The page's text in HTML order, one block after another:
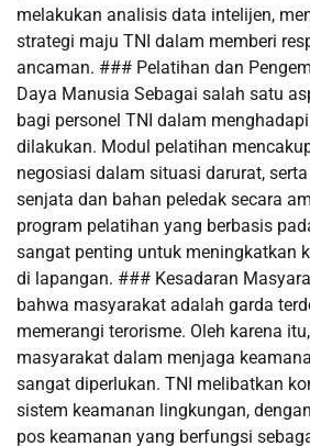
melakukan analisis data intelijen,
strategi maju TNI dalam memberi
ancaman. ### Pelatihan dan
Daya Manusia Sebagai salah satu
bagi personel TNI dalam
dilakukan. Modul pelatihan
negosiasi dalam situasi darurat,
senjata dan bahan peledak secara
program pelatihan yang berbasis
sangat penting untuk meningkatkan
di lapangan. ### Kesadaran
bahwa masyarakat adalah garda
memerangi terorisme. Oleh karena
masyarakat dalam menjaga
sangat diperlukan. TNI melibatkan
sistem keamanan lingkungan,
pos keamanan yang berfungsi